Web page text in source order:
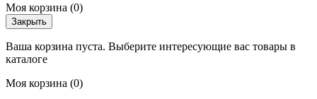
Моя корзина (0)
Закрыть
Ваша корзина пуста. Выберите интересующие вас товары в
каталоге
Моя корзина (0)